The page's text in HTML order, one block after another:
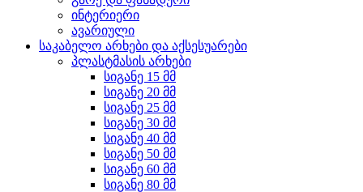
ინტერიერი
ავარიული
საკაბელო არხები და აქსესუარები
პლასტმასის არხები
სიგანე 15 მმ
სიგანე 20 მმ
სიგანე 25 მმ
სიგანე 30 მმ
სიგანე 40 მმ
სიგანე 50 მმ
სიგანე 60 მმ
სიგანე 80 მმ